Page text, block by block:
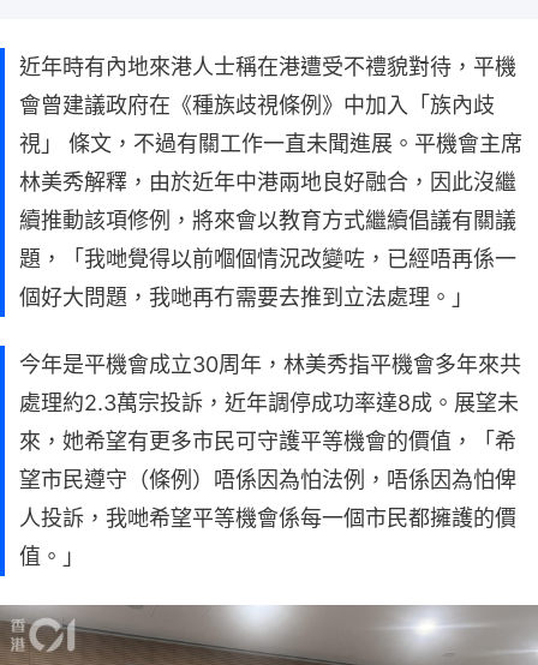
近年時有內地來港人士稱在港遭受不禮貌對待，平機
會曾建議政府在《種族歧視條例》中加入「族內歧
視」 條文，不過有關工作一直未聞進展。平機會主席
林美秀解釋，由於近年中港兩地良好融合，因此沒繼
續推動該項修例，將來會以教育方式繼續倡議有關議
題，「我哋覺得以前嗰個情況改變咗，已經唔再係一
個好大問題，我哋再冇需要去推到立法處理。」
今年是平機會成立30周年，林美秀指平機會多年來共
處理約2.3萬宗投訴，近年調停成功率達8成。展望未
來，她希望有更多市民可守護平等機會的價值，「希
望市民遵守（條例）唔係因為怕法例，唔係因為怕俾
人投訴，我哋希望平等機會係每一個市民都擁護的價
值。」